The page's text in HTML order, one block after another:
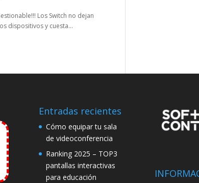
Los Switch no dejan
dispositivos y cuesta...
Entradas recientes
Cómo equipar tu sala
de videoconferencia
Ranking 2025 – TOP3
pantallas interactivas
para educación